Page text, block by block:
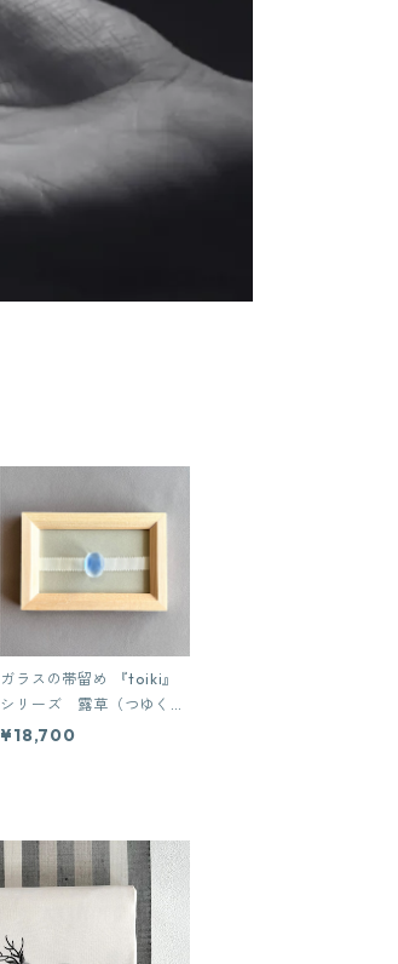
ガラスの帯留め 『toiki』
シリーズ 露草（つゆく
さ））
¥18,700